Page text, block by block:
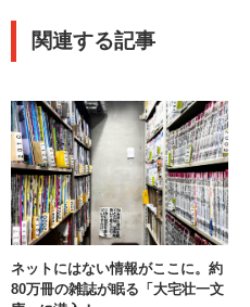
関連する記事
ネットにはない情報がここに。約
80万冊の雑誌が眠る「大宅壮一文